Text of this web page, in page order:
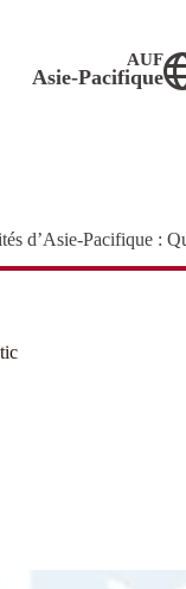
AUF
Asie-Pacifique
d’Asie-Pacifique :